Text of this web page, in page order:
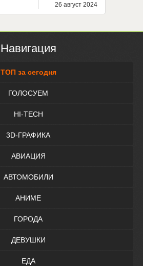
26 август 2024
Навигация
ТОП за сегодня
ГОЛОСУЕМ
HI-TECH
3D-ГРАФИКА
АВИАЦИЯ
АВТОМОБИЛИ
АНИМЕ
ГОРОДА
ДЕВУШКИ
ЕДА